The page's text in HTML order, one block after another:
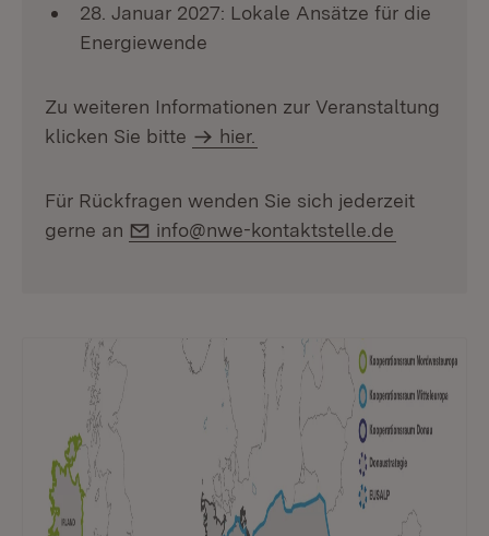
28. Januar 2027: Lokale Ansätze für die
Energiewende
Zu weiteren Informationen zur Veranstaltung
klicken Sie bitte
hier.
Für Rückfragen wenden Sie sich jederzeit
gerne an
E-Mail:
info@nwe-kontaktstelle.de